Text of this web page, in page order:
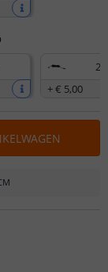
+€ 5,00